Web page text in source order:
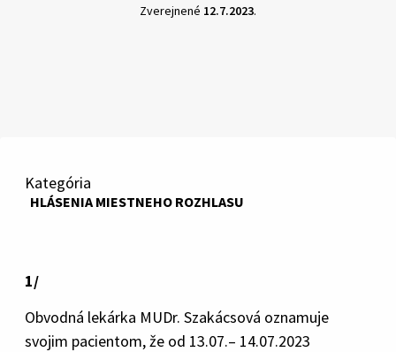
Zverejnené 12.7.2023.
Kategória
HLÁSENIA MIESTNEHO ROZHLASU
1/
Obvodná lekárka MUDr. Szakácsová oznamuje
svojim pacientom, že od 13.07.– 14.07.2023